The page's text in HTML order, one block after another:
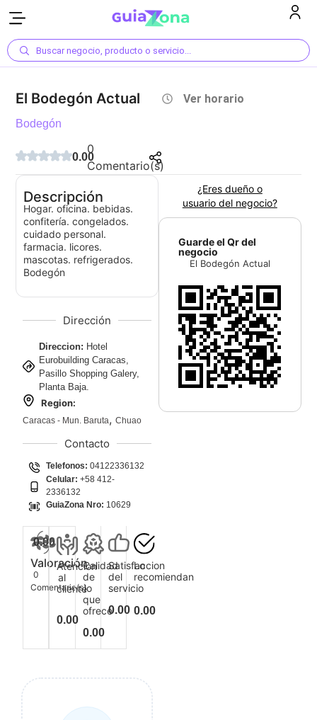
Buscar negocio, producto o servicio...
El Bodegón Actual
Bodegón
0.00
0
Comentario(s)
Ver horario
¿Eres dueño o
usuario del negocio?
Guarde el Qr del
negocio
El Bodegón Actual
Descripción
Hogar. oficina. bebidas.
confitería. congelados.
cuidado personal.
farmacia. licores.
mascotas. refrigerados.
Bodegón
Dirección
Direccion: Hotel
Eurobuilding Caracas,
Pasillo Shopping Galery,
Planta Baja.
Region:
Caracas - Mun. Baruta, Chuao
Contacto
Telefonos:04122336132
Celular:+58 412-
2336132
GuiaZona Nro: 10629
0.00
Valoración
0
Comentario(s)
Atencion
al
cliente
0.00
Calidad
de
lo
que
ofrece
0.00
Satisfaccion
del
servicio
0.00
Lo
recomiendan
0.00